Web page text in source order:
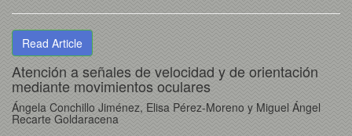
Read Article
Atención a señales de velocidad y de orientación
mediante movimientos oculares
Ángela Conchillo Jiménez, Elisa Pérez-Moreno y Miguel Ángel
Recarte Goldaracena